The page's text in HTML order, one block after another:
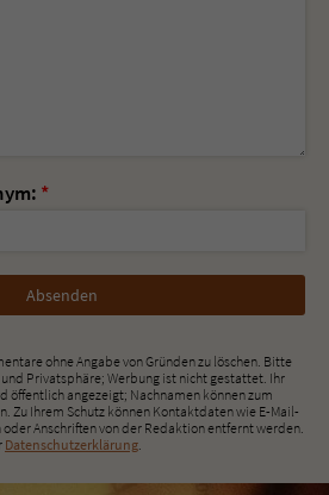
*
ohne Angabe von Gründen zu löschen. Bitte
Privatsphäre; Werbung ist nicht gestattet. Ihr
öffentlich angezeigt; Nachnamen können zum
Zu Ihrem Schutz können Kontaktdaten wie E-Mail-
Anschriften von der Redaktion entfernt werden.
Datenschutzerklärung